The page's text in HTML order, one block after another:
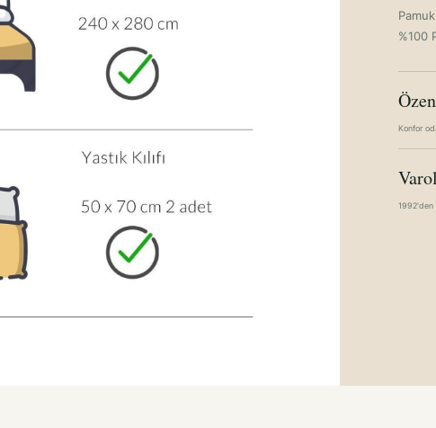
%100
Konfor
1992'den